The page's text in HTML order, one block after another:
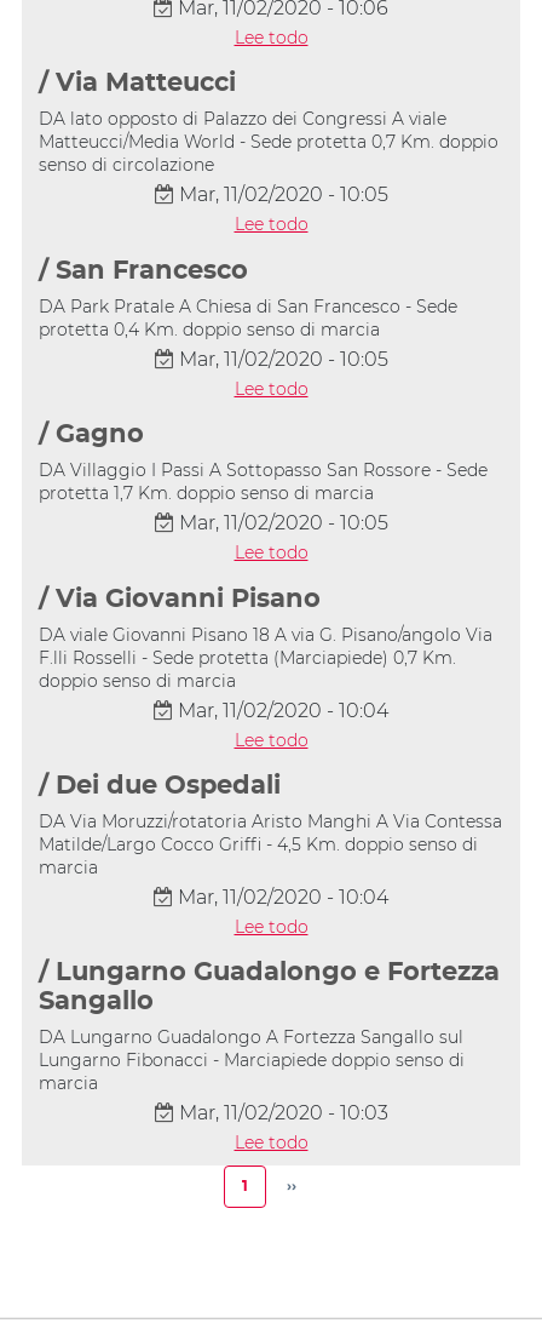
Mar, 11/02/2020 - 10:06
Lee todo
/ Via Matteucci
DA lato opposto di Palazzo dei Congressi A viale
Matteucci/Media World - Sede protetta 0,7 Km. doppio
senso di circolazione
Mar, 11/02/2020 - 10:05
Lee todo
/ San Francesco
DA Park Pratale A Chiesa di San Francesco - Sede
protetta 0,4 Km. doppio senso di marcia
Mar, 11/02/2020 - 10:05
Lee todo
/ Gagno
DA Villaggio I Passi A Sottopasso San Rossore - Sede
protetta 1,7 Km. doppio senso di marcia
Mar, 11/02/2020 - 10:05
Lee todo
/ Via Giovanni Pisano
DA viale Giovanni Pisano 18 A via G. Pisano/angolo Via
F.lli Rosselli - Sede protetta (Marciapiede) 0,7 Km.
doppio senso di marcia
Mar, 11/02/2020 - 10:04
Lee todo
/ Dei due Ospedali
DA Via Moruzzi/rotatoria Aristo Manghi A Via Contessa
Matilde/Largo Cocco Griffi - 4,5 Km. doppio senso di
marcia
Mar, 11/02/2020 - 10:04
Lee todo
/ Lungarno Guadalongo e Fortezza
Sangallo
DA Lungarno Guadalongo A Fortezza Sangallo sul
Lungarno Fibonacci - Marciapiede doppio senso di
marcia
Mar, 11/02/2020 - 10:03
Lee todo
Paginación
Página
actual
1
Siguiente
››